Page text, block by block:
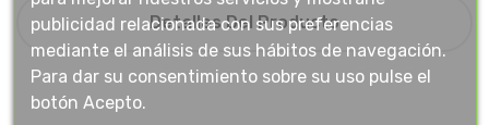
Detalles Del Producto
publicidad relacionada con sus preferencias
mediante el análisis de sus hábitos de navegación.
Para dar su consentimiento sobre su uso pulse el
botón Acepto.